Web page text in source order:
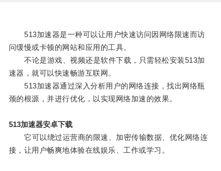
513加速器是一种可以让用户快速访问因网络限速而访
问缓慢或卡顿的网站和应用的工具。
不论是游戏、视频还是软件下载，只需轻松安装513加
速器，就可以快速畅游互联网。
513加速器通过深入分析用户的网络连接，找出网络瓶
颈的根源，并进行优化，以实现网络加速的效果。
513加速器安卓下载
它可以绕过运营商的限速、加密传输数据、优化网络连
接，让用户畅爽地体验在线娱乐、工作或学习。